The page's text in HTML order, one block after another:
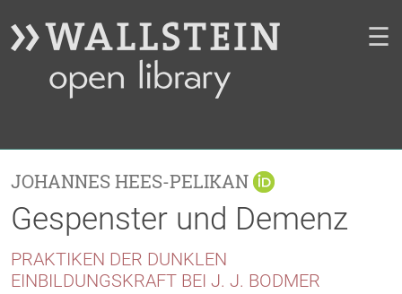
☰
JOHANNES HEES-PELIKAN
Gespenster und Demenz
PRAKTIKEN DER DUNKLEN
EINBILDUNGSKRAFT BEI J. J. BODMER